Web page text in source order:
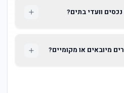
וועדי בתים?
מיובאים או מקומיים?